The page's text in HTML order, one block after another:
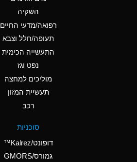
Ammonium Hydroxide
D
Ammonium Nitrate
Ammonium Nitrite
Ammonium Persulfate
Ammonium Phosphate
A
השקיה
רפואה/מדעי החיים
תעופה/חלל וצבא
התעשייה הכימית
נפט וגז
מוליכים למחצה
תעשיית המזון
רכב
סוכניות
דופונט/Kalrez™
גמורס/GMORS